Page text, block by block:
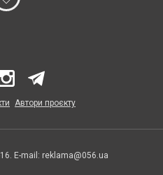
Автори проєкту
E-mail: reklama@056.ua